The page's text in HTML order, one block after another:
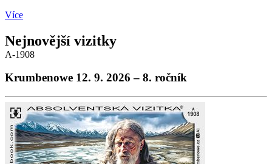
Více
Nejnovější vizitky
A-1908
Krumbenowe 12. 9. 2026 – 8. ročník